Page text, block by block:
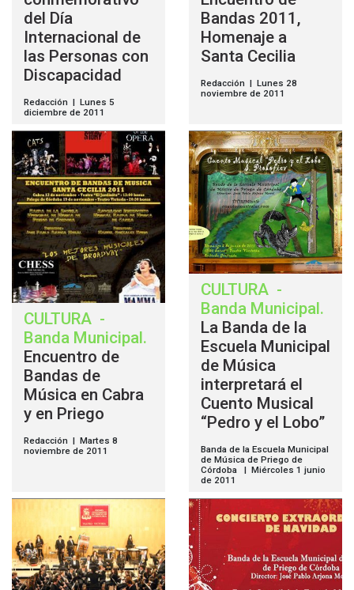
del Día
Internacional de
las Personas con
Discapacidad
Redacción | Lunes 5
diciembre de 2011
Bandas 2011,
Homenaje a
Santa Cecilia
Redacción | Lunes 28
noviembre de 2011
CULTURA -
Banda Municipal.
Encuentro de
Bandas de
Música en Cabra
y en Priego
Redacción | Martes 8
noviembre de 2011
CULTURA -
Banda Municipal.
La Banda de la
Escuela Municipal
de Música
interpretará el
Cuento Musical
“Pedro y el Lobo”
Banda de la Escuela Municipal
de Música de Priego de
Córdoba | Miércoles 1 junio
de 2011